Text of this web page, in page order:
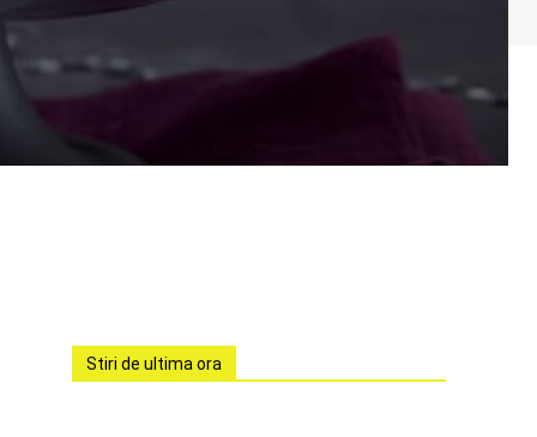
Stiri de ultima ora